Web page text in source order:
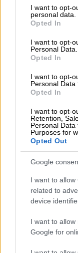
not limited to your
grant or deny
use your data for
consent section.
I want to opt-
personal data.
Opted In
I want to opt-
Personal Data.
Opted In
I want to opt-
Personal Data
Opted In
I want to opt-
Retention,
Personal
Purposes for
Opted Out
Google
I want to
related to
device
I want to
Google for
η Taylor Swift
πενθεί τον
εμφανίζεται
Ροκ, Μάικ
Μάλεκμεταξύ
Ο ρόλος της
σηματοδοτεί
Bombalurina
το 2019. Τα
εμφανιστεί
2014 και
The Lorax